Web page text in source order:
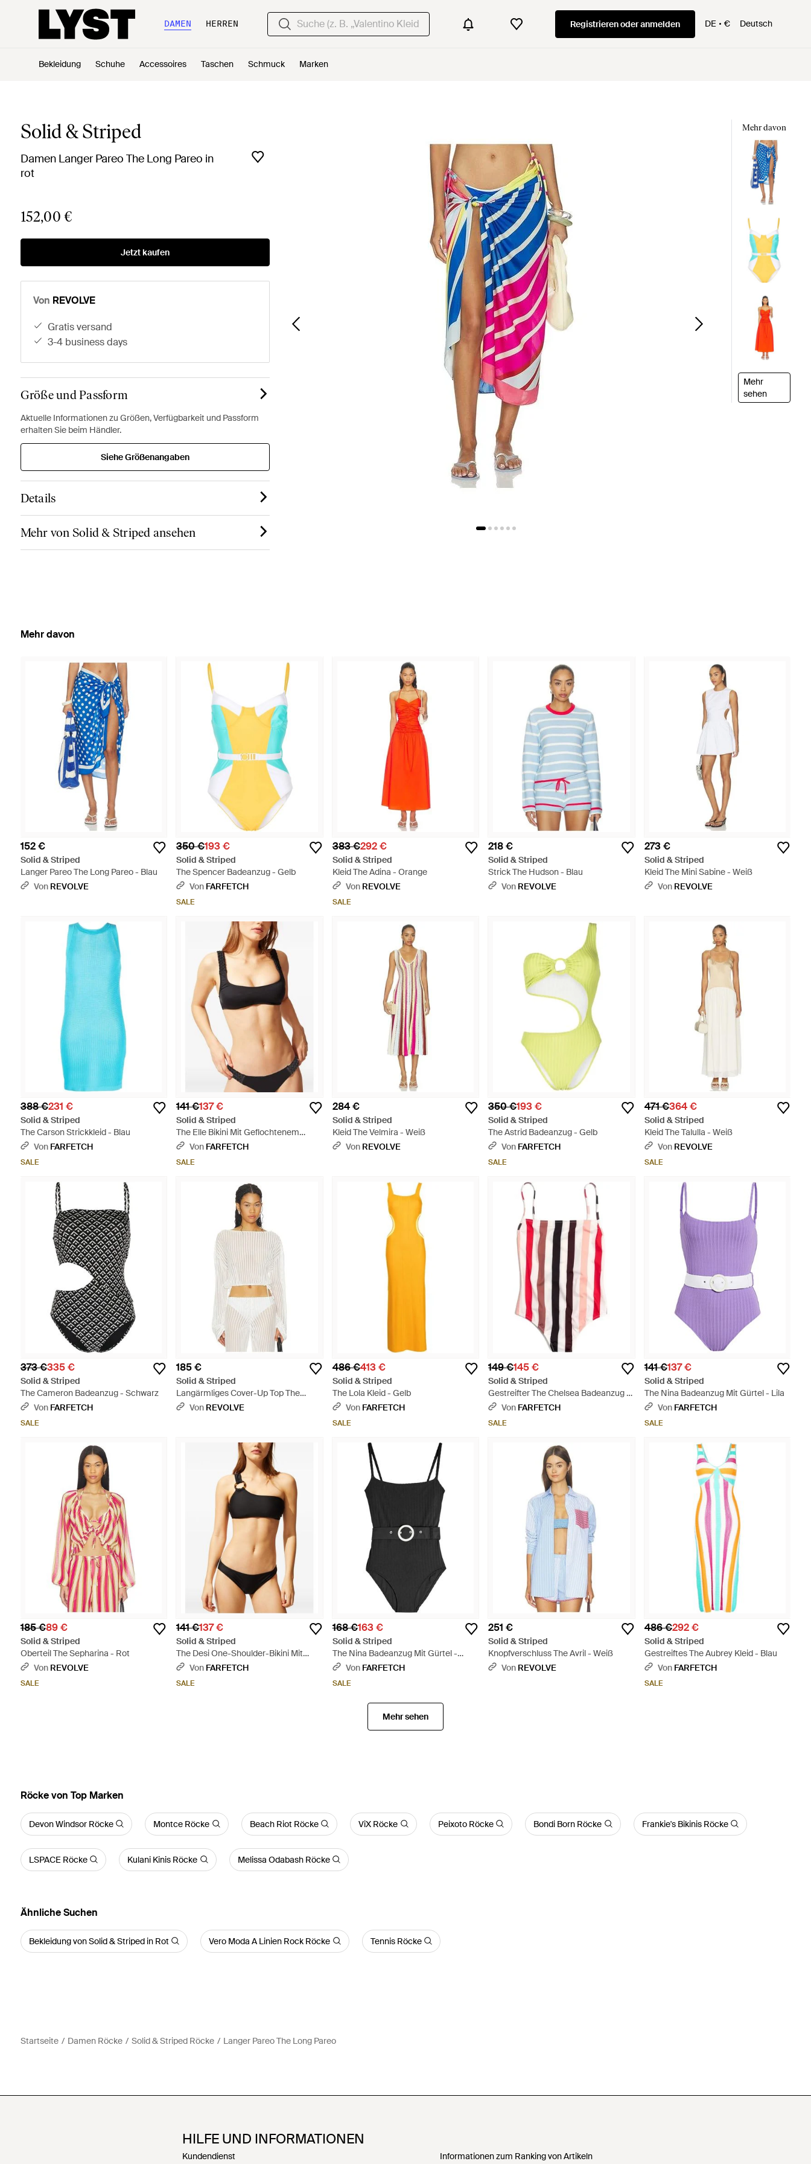
DAMEN HERREN Registrieren oder anmelden DE € Deutsch
Bekleidung Schuhe Accessoires Taschen Schmuck Marken
Solid & Striped
Damen Langer Pareo The Long Pareo in
rot
152,00 €
Jetzt kaufen
Von REVOLVE
gratis versand
3-4 business days
Größe und Passform
Aktuelle Informationen zu Größen, Verfügbarkeit und Passform
erhalten Sie beim Händler.
Siehe Größenangaben
Details
Mehr von Solid & Striped ansehen
Mehr davon
Mehr
sehen
Mehr davon
152 €
Solid & Striped
Langer Pareo The Long Pareo - Blau
Von REVOLVE
350 €193 €
Solid & Striped
The Spencer Badeanzug - Gelb
Von FARFETCH
SALE
383 €292 €
Solid & Striped
Kleid The Adina - Orange
Von REVOLVE
SALE
218 €
Solid & Striped
Strick The Hudson - Blau
Von REVOLVE
273 €
Solid & Striped
Kleid The Mini Sabine - Weiß
Von REVOLVE
388 €231 €
Solid & Striped
The Carson Strickkleid - Blau
Von FARFETCH
SALE
141 €137 €
Solid & Striped
The Elle Bikini Mit Geflochtenem
Besatz - Schwarz
Von FARFETCH
SALE
284 €
Solid & Striped
Kleid The Velmira - Weiß
Von REVOLVE
350 €193 €
Solid & Striped
The Astrid Badeanzug - Gelb
Von FARFETCH
SALE
471 €364 €
Solid & Striped
Kleid The Talulla - Weiß
Von REVOLVE
SALE
373 €335 €
Solid & Striped
The Cameron Badeanzug - Schwarz
Von FARFETCH
SALE
185 €
Solid & Striped
Langärmliges Cover-Up Top The
Athena - Weiß
Von REVOLVE
486 €413 €
Solid & Striped
The Lola Kleid - Gelb
Von FARFETCH
SALE
149 €145 €
Solid & Striped
Gestreifter The Chelsea Badeanzug -
RotVon FARFETCH
SALE
141 €137 €
Solid & Striped
The Nina Badeanzug Mit Gürtel - Lila
Von FARFETCH
SALE
185 €89 €
Solid & Striped
Oberteil The Sepharina - Rot
Von REVOLVE
SALE
141 €137 €
Solid & Striped
The Desi One-Shoulder-Bikini Mit
Ringdetail - Schwarz
Von FARFETCH
SALE
168 €163 €
Solid & Striped
The Nina Badeanzug Mit Gürtel -
Schwarz
Von FARFETCH
SALE
251 €
Solid & Striped
Knopfverschluss The Avril - Weiß
Von REVOLVE
486 €292 €
Solid & Striped
Gestreiftes The Aubrey Kleid - Blau
Von FARFETCH
SALE
Mehr sehen
Röcke von Top Marken
Devon Windsor Röcke Montce Röcke Beach Riot Röcke ViX Röcke Peixoto Röcke Bondi Born Röcke Frankie's Bikinis Röcke
LSPACE Röcke Kulani Kinis Röcke Melissa Odabash Röcke
Ähnliche Suchen
Bekleidung von Solid & Striped in Rot Vero Moda A Linien Rock Röcke Tennis Röcke
Startseite Damen Röcke Solid & Striped Röcke Langer Pareo The Long Pareo
HILFE UND INFORMATIONEN
Kundendienst Informationen zum Ranking von Artikeln